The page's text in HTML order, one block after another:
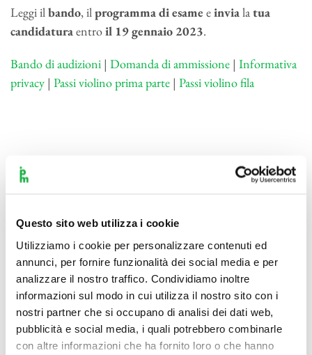
Questo sito web utilizza i cookie
Utilizziamo i cookie per personalizzare contenuti ed
annunci, per fornire funzionalità dei social media e per
analizzare il nostro traffico. Condividiamo inoltre
informazioni sul modo in cui utilizza il nostro sito con i
nostri partner che si occupano di analisi dei dati web,
pubblicità e social media, i quali potrebbero combinarle
con altre informazioni che ha fornito loro o che hanno
Leggi ilbando, ilprogrammadiesame einvialatua
candidaturaentroil 19 gennaio 2023.
Bando di audizioni | Domanda di ammissione | Informativa
privacy | Passi violino prima parte | Passi violino fila